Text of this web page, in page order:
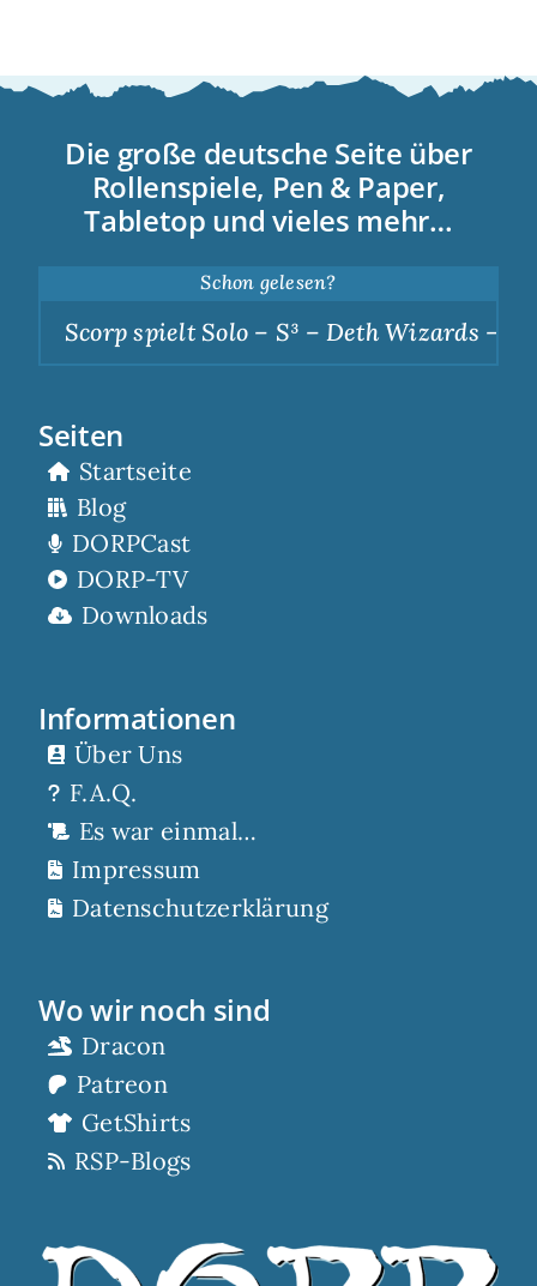
Die große deutsche Seite über
Rollenspiele, Pen & Paper,
Tabletop und vieles mehr…
Schon gelesen?
Scorp spielt Solo – S³ – Deth Wizards –
Seiten
Startseite
Blog
DORPCast
DORP-TV
Downloads
Informationen
Über Uns
F.A.Q.
Es war einmal…
Impressum
Datenschutzerklärung
Wo wir noch sind
Dracon
Patreon
GetShirts
RSP-Blogs